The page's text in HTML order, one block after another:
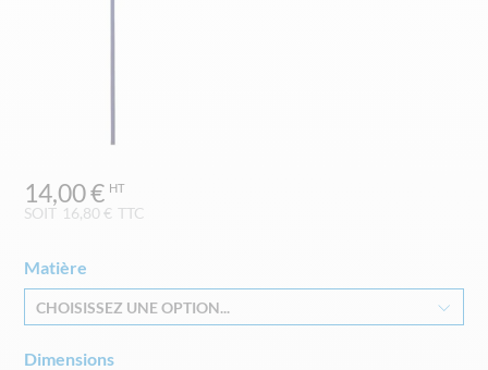
SOIT 16,80 € TTC
14,00 €
Matière
CHOISISSEZ UNE OPTION...
Dimensions
to
the
the
gallery